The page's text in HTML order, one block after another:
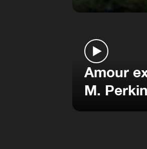
Amour
M.